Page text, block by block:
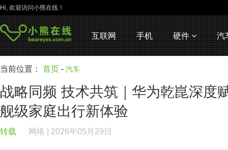
Hi, 欢迎访问小熊在线！
互联网 手机 硬件 汽
当前位置： 首页 - 汽车
战略同频 技术共筑｜华为乾崑深度
舰级家庭出行新体验
转载 网络 | 2026年05月29日